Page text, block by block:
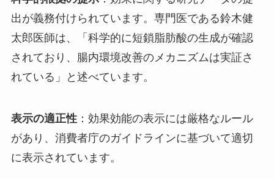
出が義務付けられています。専門医である鈴木健
太郎医師は、「科学的に短鎖脂肪酸の生成が確認
されており、腸内環境改善のメカニズムは実証さ
れている」と述べています。
表示の適正性：効果効能の表示には厳格なルール
があり、消費者庁のガイドラインに基づいて適切
に表示されています。